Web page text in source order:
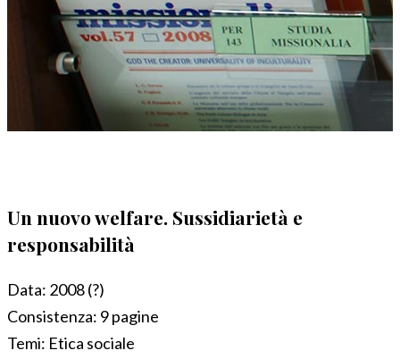
Un nuovo welfare. Sussidiarietà e
responsabilità
Data: 2008 (?)
Consistenza: 9 pagine
Temi: Etica sociale